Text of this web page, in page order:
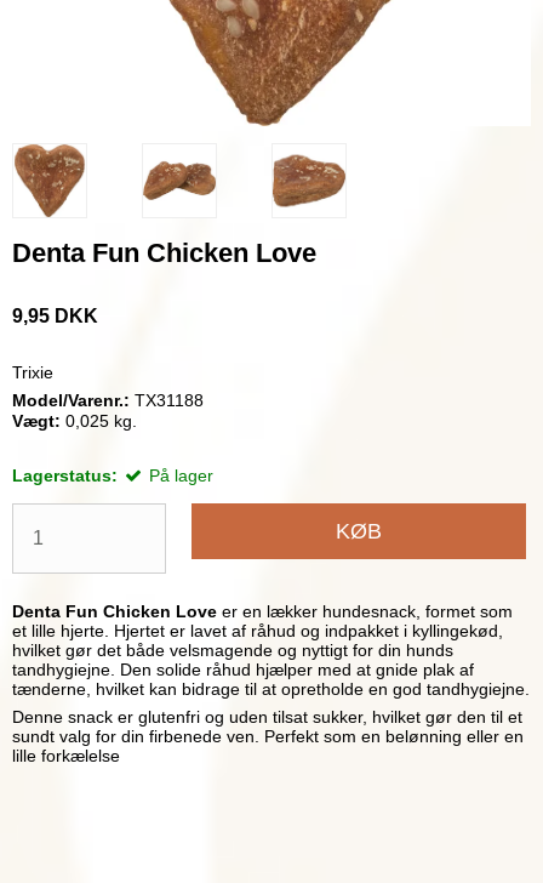
Denta Fun Chicken Love
9,95 DKK
Trixie
Model/Varenr.: TX31188
Vægt: 0,025 kg.
Lagerstatus: På lager
KØB
Denta Fun Chicken Love er en lækker hundesnack, formet som
et lille hjerte. Hjertet er lavet af råhud og indpakket i kyllingekød,
hvilket gør det både velsmagende og nyttigt for din hunds
tandhygiejne. Den solide råhud hjælper med at gnide plak af
tænderne, hvilket kan bidrage til at opretholde en god tandhygiejne.
Denne snack er glutenfri og uden tilsat sukker, hvilket gør den til et
sundt valg for din firbenede ven. Perfekt som en belønning eller en
lille forkælelse